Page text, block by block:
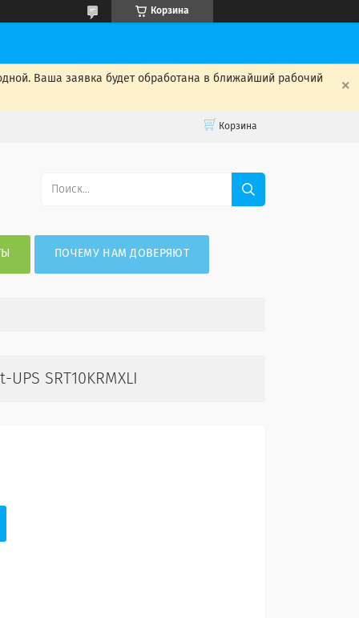
Корзина
Ваша заявка будет обработана в ближайший рабочий
Корзина
ПОЧЕМУ НАМ ДОВЕРЯЮТ
SRT10KRMXLI